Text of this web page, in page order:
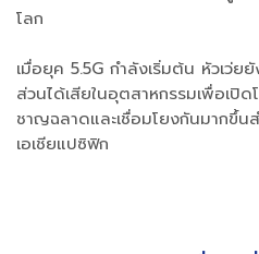
โลก
เมื่อยุค 5.5G กำลังเริ่มต้น หัวเว่
ส่วนได้เสียในอุตสาหกรรมเพื่อเปิ
ชาญฉลาดและเชื่อมโยงกันมากขึ้น
เอเชียแปซิฟิก